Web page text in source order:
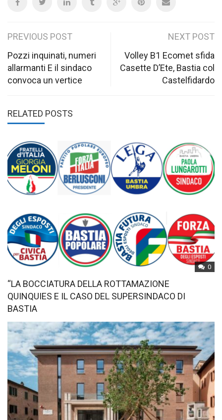
Post
navigation
PREVIOUS POST
Pozzi inquinati, numeri
allarmanti E il sindaco
convoca un vertice
NEXT POST
Volley B1 Ecomet sfida
Casette D’Ete, Bastia col
Castelfidardo
RELATED POSTS
0
“LA BOCCIATURA DELLA ROTTAMAZIONE
QUINQUIES E IL CASO DEL SUPERSINDACO DI
BASTIA